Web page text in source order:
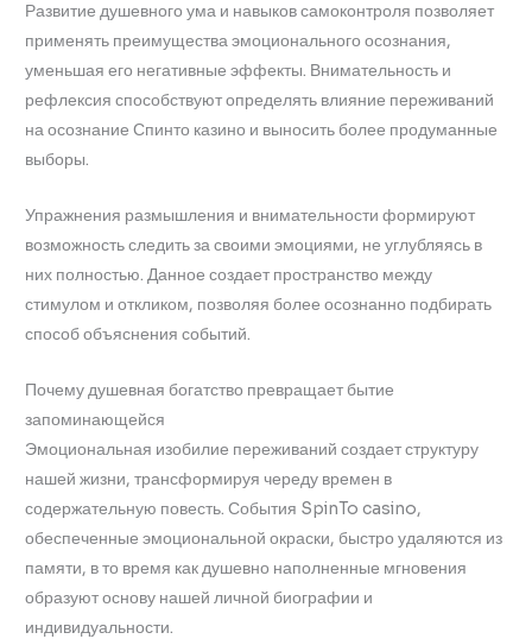
Развитие душевного ума и навыков самоконтроля позволяет
применять преимущества эмоционального осознания,
уменьшая его негативные эффекты. Внимательность и
рефлексия способствуют определять влияние переживаний
на осознание Спинто казино и выносить более продуманные
выборы.
Упражнения размышления и внимательности формируют
возможность следить за своими эмоциями, не углубляясь в
них полностью. Данное создает пространство между
стимулом и откликом, позволяя более осознанно подбирать
способ объяснения событий.
Почему душевная богатство превращает бытие
запоминающейся
Эмоциональная изобилие переживаний создает структуру
нашей жизни, трансформируя череду времен в
содержательную повесть. События SpinTo casino,
обеспеченные эмоциональной окраски, быстро удаляются из
памяти, в то время как душевно наполненные мгновения
образуют основу нашей личной биографии и
индивидуальности.